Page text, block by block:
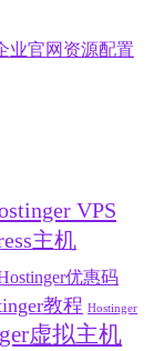
业官网资源配置
VPS
主机
优惠码
教程 Hostinger
虚拟主机